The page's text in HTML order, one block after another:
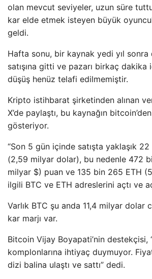
olan mevcut seviyeler, uzun süre
kar elde etmek isteyen büyük
geldi.
Hafta sonu, bir kaynak yedi yıl sonra
satışına gitti ve pazarı birkaç dakika
düşüş henüz telafi edilmemiştir.
Kripto istihbarat şirketinden alınan
X’de paylaştı, bu kaynağın
gösteriyor.
“Son 5 gün içinde satışta yaklaşık
(2,59 milyar dolar), bu nedenle 472
milyar $) puan ve 135 bin 265 ETH
ilgili BTC ve ETH adreslerini açtı ve
Varlık BTC şu anda 11,4 milyar dolar
kar marjı var.
Bitcoin Vijay Boyapati’nin destekçisi,
komplonlarına ihtiyaç duymuyor.
dizi balina ulaştı ve sattı” dedi.